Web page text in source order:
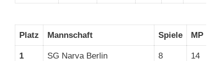
Platz Mannschaft Spiele MP
1 SG Narva Berlin 8 14